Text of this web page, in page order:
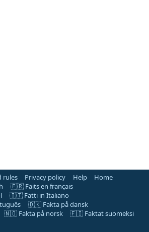
rules Privacy policy Help
Home
🇫🇷 Faits en français
🇮🇹 Fatti in Italiano
🇩🇰 Fakta på dansk
🇳🇴 Fakta på norsk
🇫🇮 Faktat suomeksi